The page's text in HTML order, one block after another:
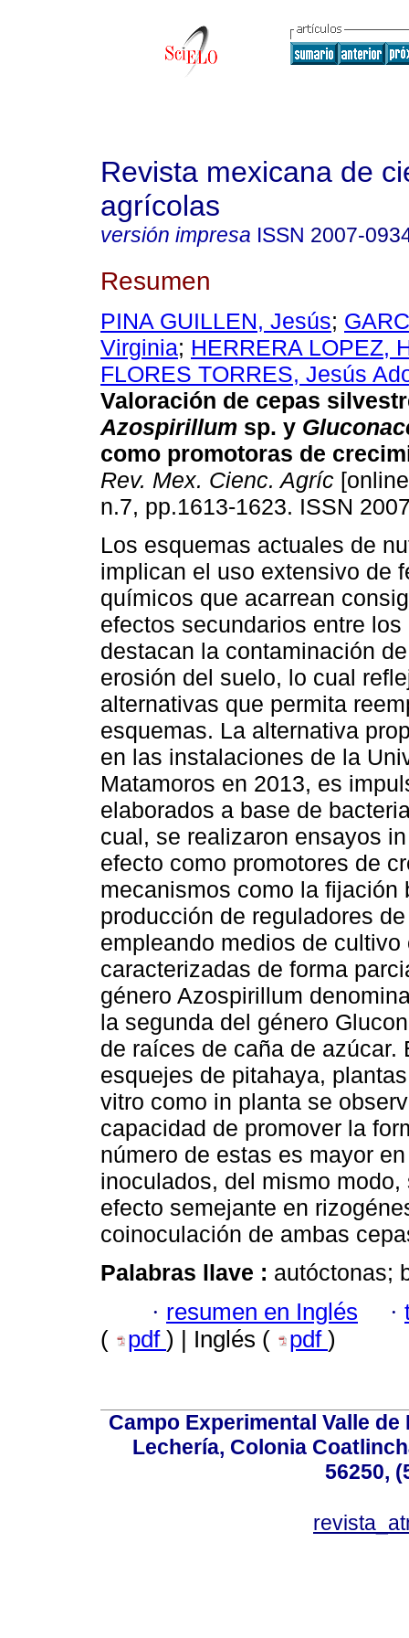
Revista mexicana de
agrícolas
versión impresa ISSN 2007-
Resumen
PINA GUILLEN, Jesús;
Virginia; HERRERA LOPEZ,
FLORES TORRES, Jesús
Valoración de cepas
Azospirillum sp. y
como promotoras de
Rev. Mex. Cienc. Agríc
n.7, pp.1613-1623. ISSN
Los esquemas actuales de
implican el uso extensivo de
químicos que acarrean
efectos secundarios entre los
destacan la contaminación
erosión del suelo, lo cual
alternativas que permita
esquemas. La alternativa
en las instalaciones de la
Matamoros en 2013, es
elaborados a base de
cual, se realizaron ensayos
efecto como promotores de
mecanismos como la fijación
producción de reguladores
empleando medios de
caracterizadas de forma
género Azospirillum
la segunda del género
de raíces de caña de
esquejes de pitahaya,
vitro como in planta se
capacidad de promover la
número de estas es mayor
inoculados, del mismo
efecto semejante en
coinoculación de ambas
Palabras llave : autóctonas;
· resumen en Inglés ·
(
pdf ) | Inglés ( pdf )
Campo Experimental Valle
Lechería, Colonia
56250,